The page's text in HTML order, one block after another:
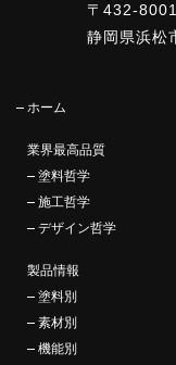
〒432-8001
静岡県浜松
ホーム
業界最高品質
塗料哲学
施工哲学
デザイン哲学
製品情報
塗料別
素材別
機能別